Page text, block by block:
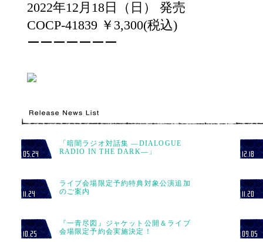
2022年12月18日（日） 発売
COCP-41839 ￥3,300(税込)
ーーーーーーー
05.24
「暗闇ラジオ対話集 ―DIALOGUE
RADIO IN THE DARK―」
12.18
11.24
ライブ会場限定予約特典対象公演追加
のご案内
11.20
10.25
『一青尽図』ジャケット公開＆ライブ
会場限定予約会実施決定！
09.05